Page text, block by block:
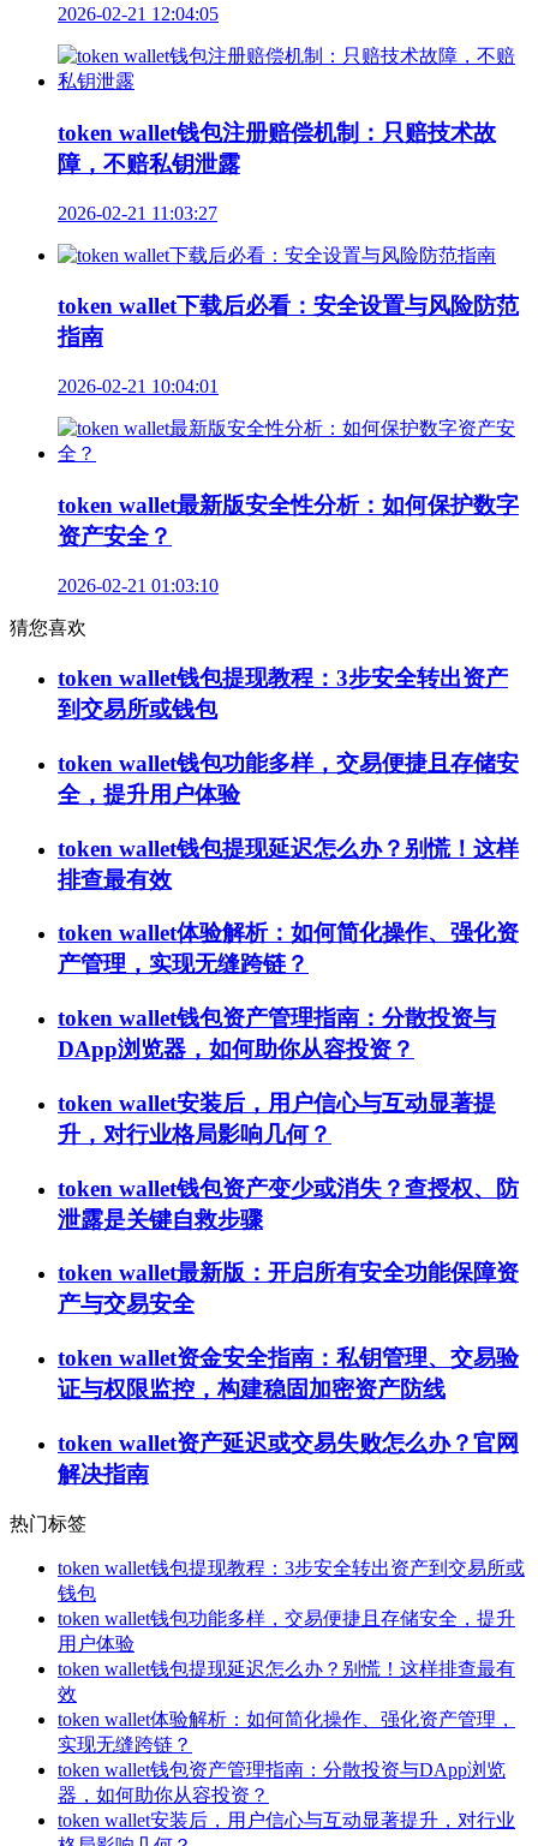
2026-02-21 12:04:05
token wallet钱包注册赔偿机制：只赔技术故
障，不赔私钥泄露
2026-02-21 11:03:27
token wallet下载后必看：安全设置与风险防范
指南
2026-02-21 10:04:01
token wallet最新版安全性分析：如何保护数字
资产安全？
2026-02-21 01:03:10
猜您喜欢
token wallet钱包提现教程：3步安全转出资产
到交易所或钱包
token wallet钱包功能多样，交易便捷且存储安
全，提升用户体验
token wallet钱包提现延迟怎么办？别慌！这样
排查最有效
token wallet体验解析：如何简化操作、强化资
产管理，实现无缝跨链？
token wallet钱包资产管理指南：分散投资与
DApp浏览器，如何助你从容投资？
token wallet安装后，用户信心与互动显著提
升，对行业格局影响几何？
token wallet钱包资产变少或消失？查授权、防
泄露是关键自救步骤
token wallet最新版：开启所有安全功能保障资
产与交易安全
token wallet资金安全指南：私钥管理、交易验
证与权限监控，构建稳固加密资产防线
token wallet资产延迟或交易失败怎么办？官网
解决指南
热门标签
token wallet钱包提现教程：3步安全转出资产到交易所或
钱包
token wallet钱包功能多样，交易便捷且存储安全，提升
用户体验
token wallet钱包提现延迟怎么办？别慌！这样排查最有
效
token wallet体验解析：如何简化操作、强化资产管理，
实现无缝跨链？
token wallet钱包资产管理指南：分散投资与DApp浏览
器，如何助你从容投资？
token wallet安装后，用户信心与互动显著提升，对行业